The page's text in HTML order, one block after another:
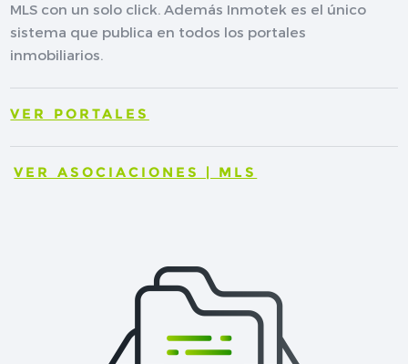
MLS con un solo click. Además Inmotek es el único
sistema que publica en todos los portales
inmobiliarios.
VER PORTALES
VER ASOCIACIONES | MLS